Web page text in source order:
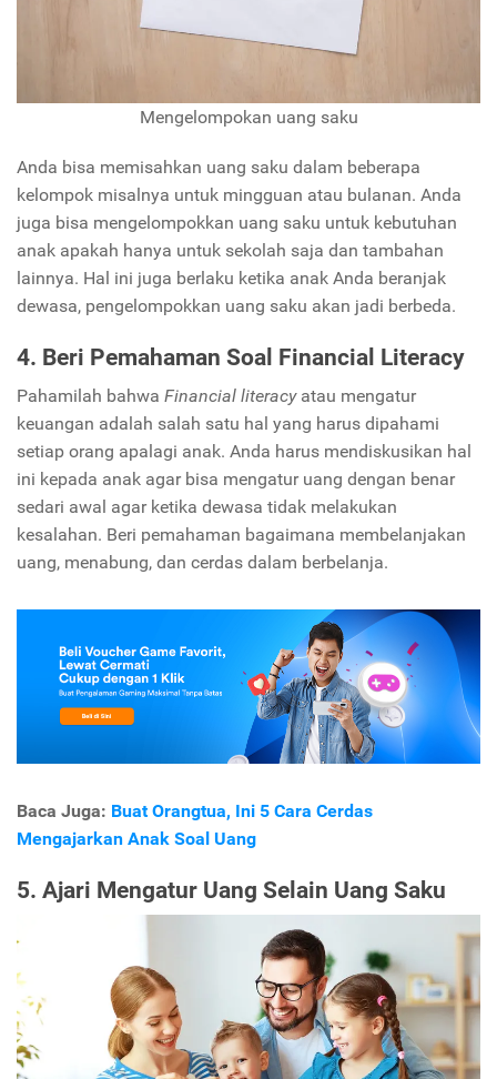
Mengelompokan uang saku
Anda bisa memisahkan uang saku dalam beberapa
kelompok misalnya untuk mingguan atau bulanan. Anda
juga bisa mengelompokkan uang saku untuk kebutuhan
anak apakah hanya untuk sekolah saja dan tambahan
lainnya. Hal ini juga berlaku ketika anak Anda beranjak
dewasa, pengelompokkan uang saku akan jadi berbeda.
4. Beri Pemahaman Soal Financial Literacy
Pahamilah bahwa Financial literacyatau mengatur
keuangan adalah salah satu hal yang harus dipahami
setiap orang apalagi anak. Anda harus mendiskusikan hal
ini kepada anak agar bisa mengatur uang dengan benar
sedari awal agar ketika dewasa tidak melakukan
kesalahan. Beri pemahaman bagaimana membelanjakan
uang, menabung, dan cerdas dalam berbelanja.
Baca Juga: Buat Orangtua, Ini 5 Cara Cerdas
Mengajarkan Anak Soal Uang
5. Ajari Mengatur Uang Selain Uang Saku